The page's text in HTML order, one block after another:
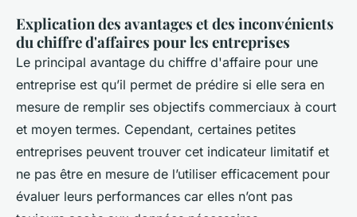
Explication des avantages et des inconvénients
du chiffre d'affaires pour les entreprises
Le principal avantage du chiffre d'affaire pour une
entreprise est qu’il permet de prédire si elle sera en
mesure de remplir ses objectifs commerciaux à court
et moyen termes. Cependant, certaines petites
entreprises peuvent trouver cet indicateur limitatif et
ne pas être en mesure de l’utiliser efficacement pour
évaluer leurs performances car elles n’ont pas